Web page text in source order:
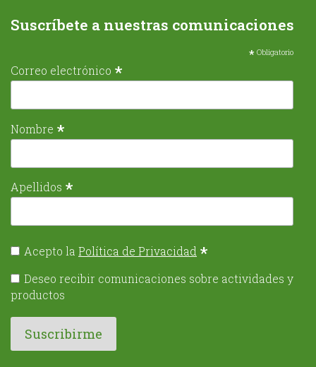
Suscríbete a nuestras comunicaciones
* Obligatorio
Correo electrónico *
Nombre *
Apellidos *
Acepto la Política de Privacidad *
Deseo recibir comunicaciones sobre actividades y
productos